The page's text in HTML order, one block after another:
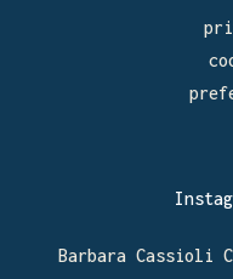
Barbara Cassioli